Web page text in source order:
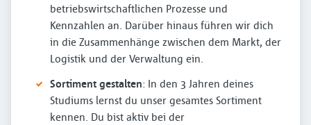
betriebswirtschaftlichen Prozesse und
Kennzahlen an. Darüber hinaus führen wir dich
in die Zusammenhänge zwischen dem Markt, der
Logistik und der Verwaltung ein.
Sortiment gestalten: In den 3 Jahren deines
Studiums lernst du unser gesamtes Sortiment
kennen. Du bist aktiv bei der